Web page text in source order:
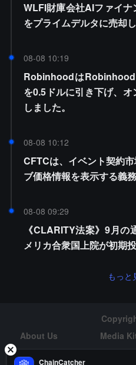
WLFI財庫会社AIファイ
をプライムデルタに売却し
08-08 10:19
Robinhoodは
を0.5ドルに引き下げ、
しました。
08-08 10:12
CFTCは、イベント契約
ブ価格情報を表示する義
08-08 09:29
《CLARITY法案》9月
メリカ合衆国上院が初期
もっと
About Us
Media
Risk Warning
Hiring
ChainCatcher